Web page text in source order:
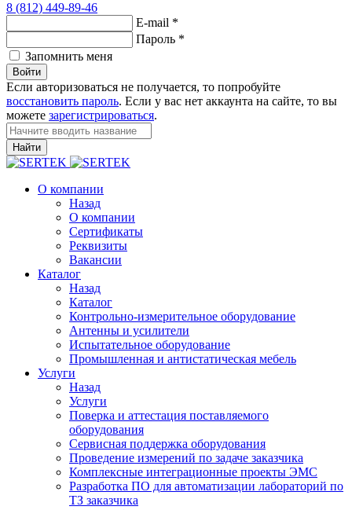
8 (812) 449-89-46
E-mail *
Пароль *
Запомнить меня
Войти
Если авторизоваться не получается, то попробуйте
восстановить пароль. Если у вас нет аккаунта на сайте, то вы
можете зарегистрироваться.
Найти
О компании
Назад
О компании
Сертификаты
Реквизиты
Вакансии
Каталог
Назад
Каталог
Контрольно-измерительное оборудование
Антенны и усилители
Испытательное оборудование
Промышленная и антистатическая мебель
Услуги
Назад
Услуги
Поверка и аттестация поставляемого
оборудования
Сервисная поддержка оборудования
Проведение измерений по задаче заказчика
Комплексные интеграционные проекты ЭМС
Разработка ПО для автоматизации лабораторий по
ТЗ заказчика